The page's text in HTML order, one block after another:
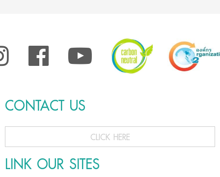
CONTACT US
CLICK HERE
LINK OUR SITES